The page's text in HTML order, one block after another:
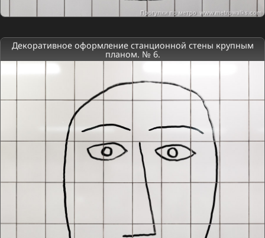
Декоративное оформление станционной стены крупным
планом. № 6.